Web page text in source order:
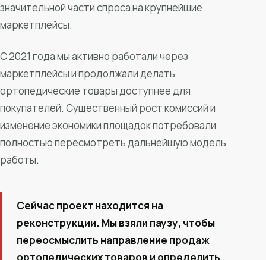
значительной части спроса на крупнейшие
маркетплейсы.
С 2021 года мы активно работали через
маркетплейсы и продолжали делать
ортопедические товары доступнее для
покупателей. Существенный рост комиссий и
изменение экономики площадок потребовали
полностью пересмотреть дальнейшую модель
работы.
Сейчас проект находится на
реконструкции. Мы взяли паузу, чтобы
переосмыслить направление продаж